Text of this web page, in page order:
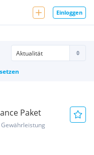
Einloggen
Paket